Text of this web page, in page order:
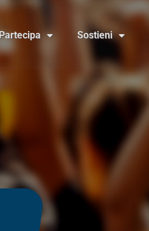
Sostieni